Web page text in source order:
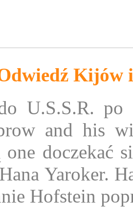
Kijów
U.S.S.R.
and his
one doczekać
Yaroker.
Hofstein